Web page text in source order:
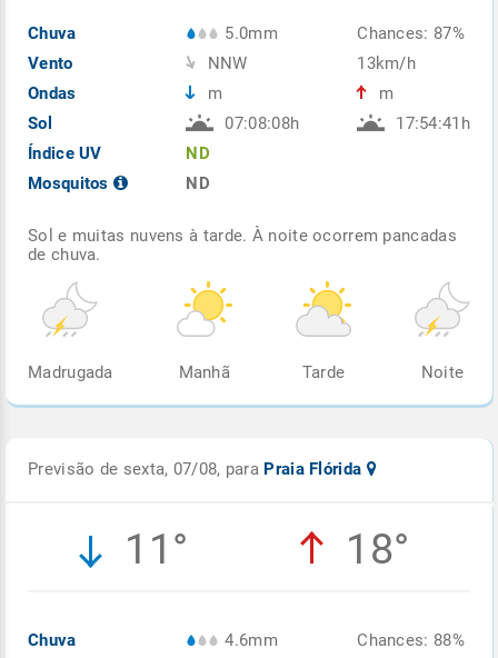
Chuva
Vento
Ondas
Sol
Índice UV
Mosquitos
5.0mm
NNW
m
07:08:08h
ND
ND
Chances: 87%
13km/h
m
17:54:41h
Sol e muitas nuvens à tarde. À noite ocorrem pancadas
de chuva.
Madrugada Manhã Tarde Noite
Previsão de sexta, 07/08, para Praia Flórida
11° 18°
Chuva
4.6mm
Chances: 88%